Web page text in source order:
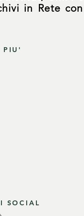
in Rete
PIU'
SOCIAL